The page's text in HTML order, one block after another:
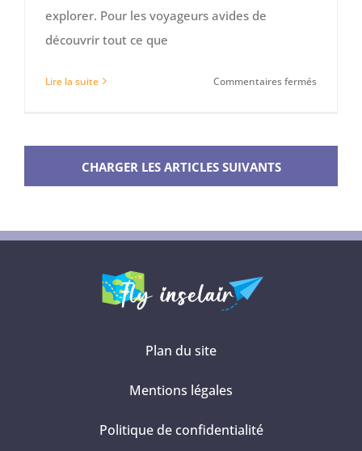
explorer. Pour les voyageurs avides de
découvrir tout ce que
Lire la suite Commentaires ferméssur
CHARGER LES ARTICLES SUIVANTS
Plan du site
Mentions légales
Politique de confidentialité